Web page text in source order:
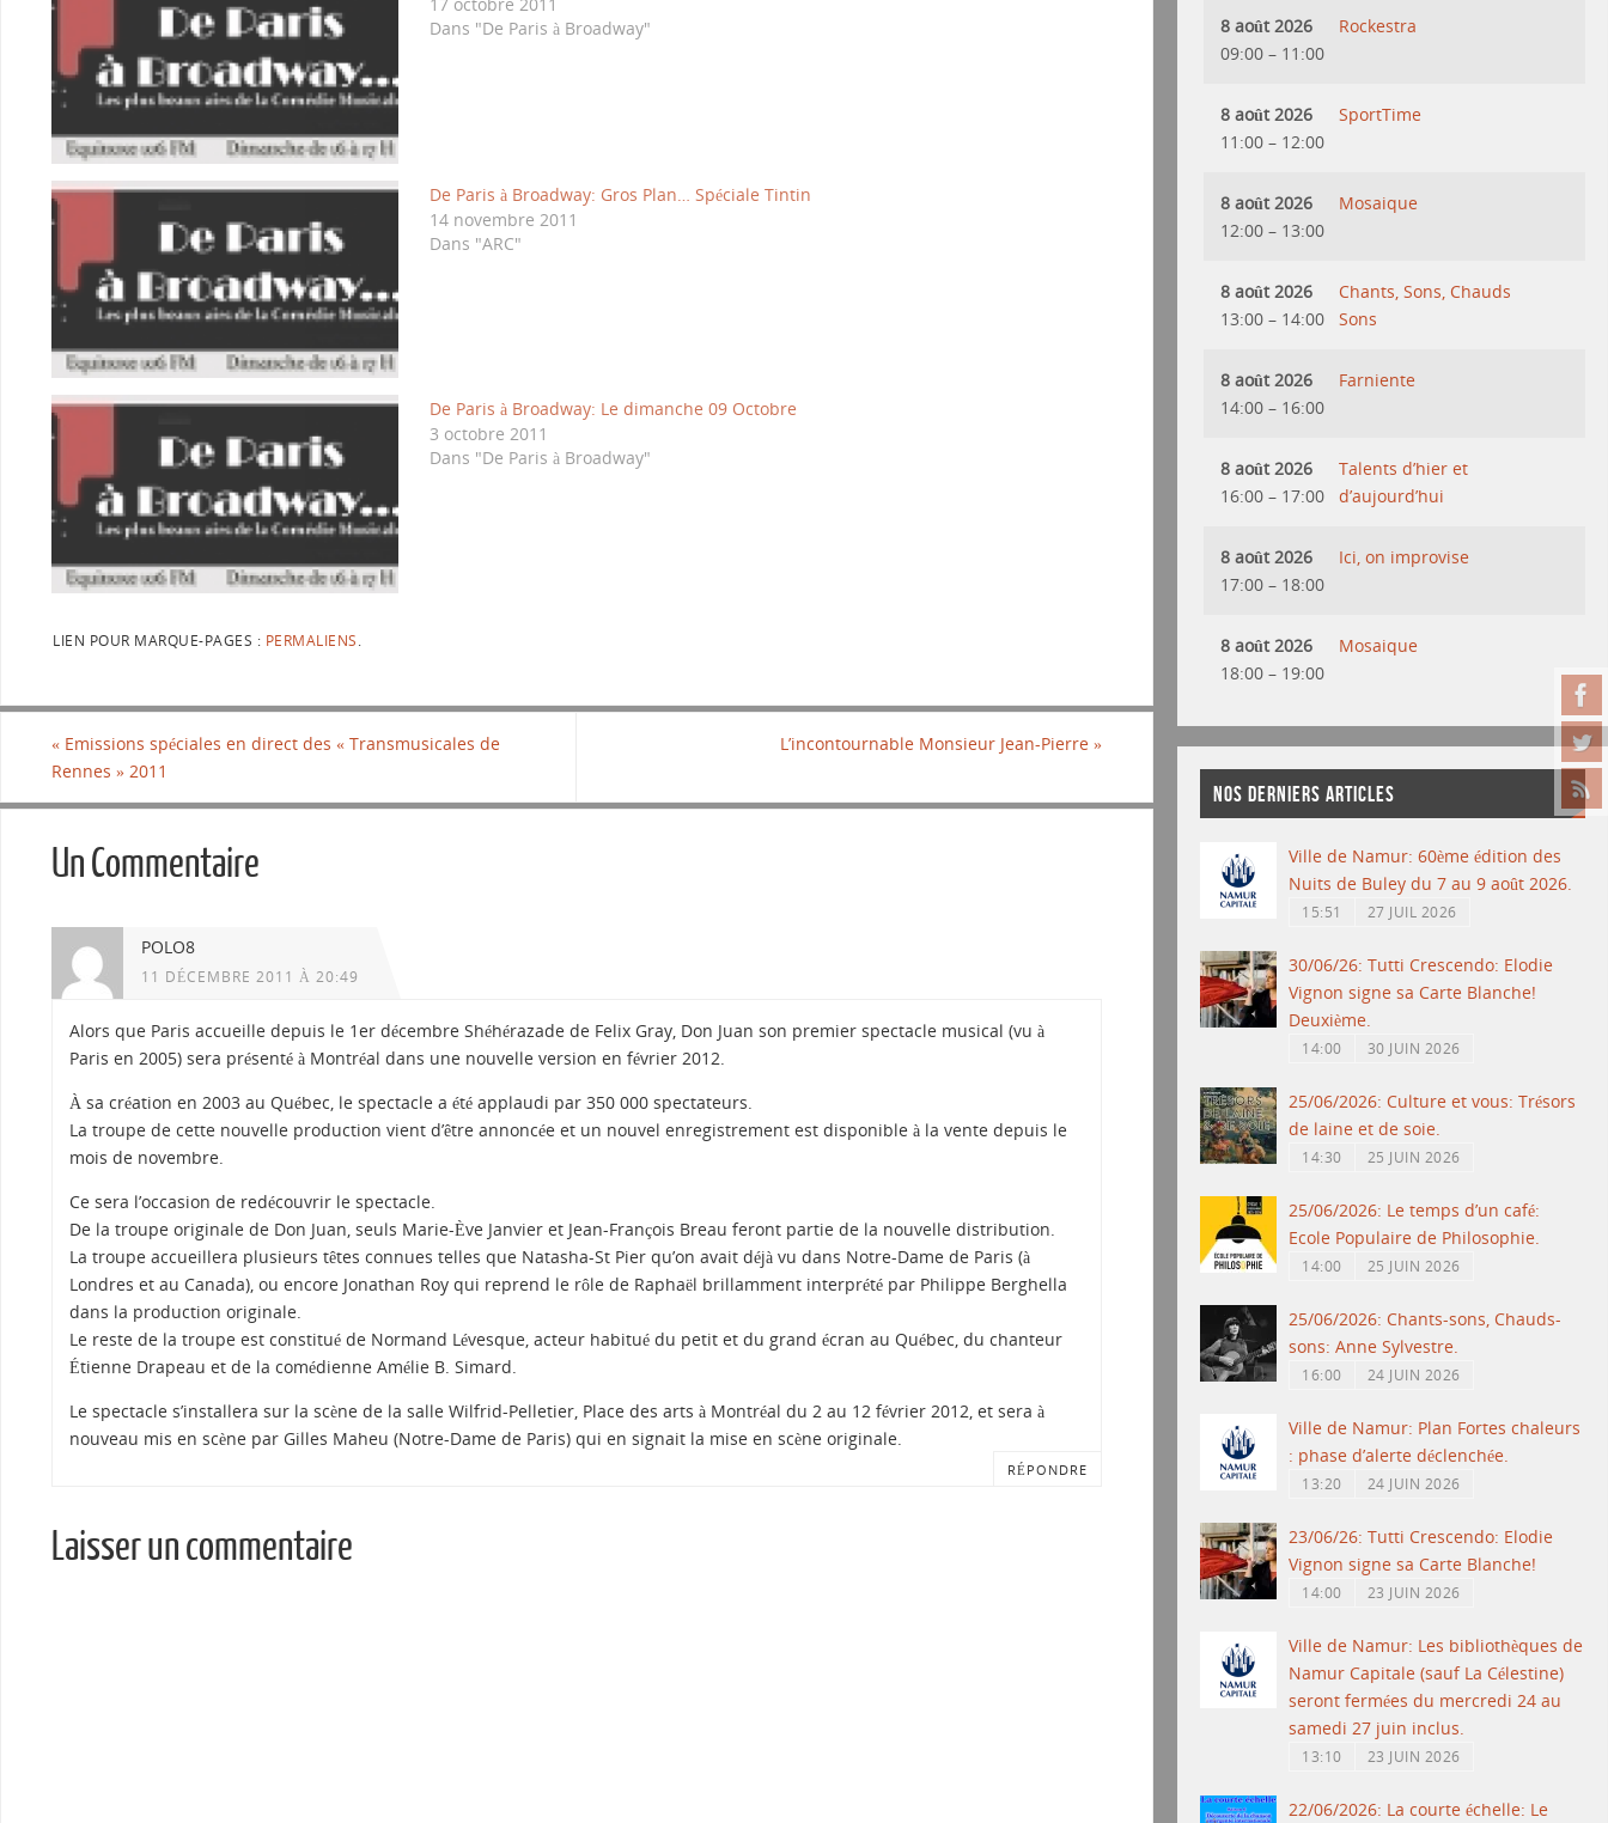
Dans "De Paris à Broadway"
De Paris à Broadway: Gros Plan… Spéciale Tintin
14 novembre 2011
Dans "ARC"
De Paris à Broadway: Le dimanche 09 Octobre
3 octobre 2011
Dans "De Paris à Broadway"
LIEN POUR MARQUE-PAGES : PERMALIENS
« Emissions spéciales en direct des « Transmusicales de
Rennes » 2011
L’incontournable Monsieur Jean-Pierre »
Un Commentaire
POLO8
11 DÉCEMBRE 2011 À 20:49
Alors que Paris accueille depuis le 1er décembre Shéhérazade de Felix Gray, Don Juan son premier spectacle musical (vu à
Paris en 2005) sera présenté à Montréal dans une nouvelle version en février 2012.
À sa création en 2003 au Québec, le spectacle a été applaudi par 350 000 spectateurs.
La troupe de cette nouvelle production vient d’être annoncée et un nouvel enregistrement est disponible à la vente depuis le
mois de novembre.
Ce sera l’occasion de redécouvrir le spectacle.
De la troupe originale de Don Juan, seuls Marie-Ève Janvier et Jean-François Breau feront partie de la nouvelle distribution.
La troupe accueillera plusieurs têtes connues telles que Natasha-St Pier qu’on avait déjà vu dans Notre-Dame de Paris (à
Londres et au Canada), ou encore Jonathan Roy qui reprend le rôle de Raphaël brillamment interprété par Philippe Berghella
dans la production originale.
Le reste de la troupe est constitué de Normand Lévesque, acteur habitué du petit et du grand écran au Québec, du chanteur
Étienne Drapeau et de la comédienne Amélie B. Simard.
Le spectacle s’installera sur la scène de la salle Wilfrid-Pelletier, Place des arts à Montréal du 2 au 12 février 2012, et sera à
nouveau mis en scène par Gilles Maheu (Notre-Dame de Paris) qui en signait la mise en scène originale.
RÉPONDRE
Laisser un commentaire
8 août 2026
09:00 – 11:00
Rockestra
8 août 2026
11:00 – 12:00
SportTime
8 août 2026
12:00 – 13:00
Mosaique
8 août 2026
13:00 – 14:00
Chants, Sons, Chauds
Sons
8 août 2026
14:00 – 16:00
Farniente
8 août 2026
16:00 – 17:00
Talents d’hier et
d’aujourd’hui
8 août 2026
17:00 – 18:00
Ici, on improvise
8 août 2026
18:00 – 19:00
Mosaique
NOS DERNIERS ARTICLES
Ville de Namur: 60ème édition des
Nuits de Buley du 7 au 9 août 2026.
15:51 27 JUIL 2026
30/06/26: Tutti Crescendo: Elodie
Vignon signe sa Carte Blanche!
Deuxième.
14:00 30 JUIN 2026
25/06/2026: Culture et vous: Trésors
de laine et de soie.
14:30 25 JUIN 2026
25/06/2026: Le temps d’un café:
Ecole Populaire de Philosophie.
14:00 25 JUIN 2026
25/06/2026: Chants-sons, Chauds-
sons: Anne Sylvestre.
16:00 24 JUIN 2026
Ville de Namur: Plan Fortes chaleurs
: phase d’alerte déclenchée.
13:20 24 JUIN 2026
23/06/26: Tutti Crescendo: Elodie
Vignon signe sa Carte Blanche!
14:00 23 JUIN 2026
Ville de Namur: Les bibliothèques de
Namur Capitale (sauf La Célestine)
seront fermées du mercredi 24 au
samedi 27 juin inclus.
13:10 23 JUIN 2026
22/06/2026: La courte échelle: Le